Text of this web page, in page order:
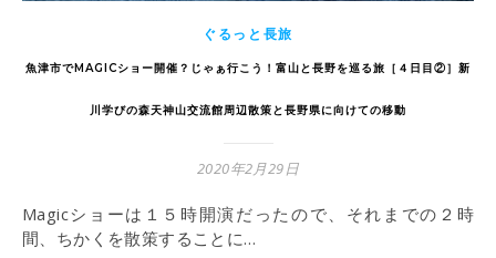
ぐるっと長旅
魚津市でMAGICショー開催？じゃぁ行こう！富山と長野を巡る旅［４日目②］新
川学びの森天神山交流館周辺散策と長野県に向けての移動
2020年2月29日
Magicショーは１５時開演だったので、それまでの２時
間、ちかくを散策することに…